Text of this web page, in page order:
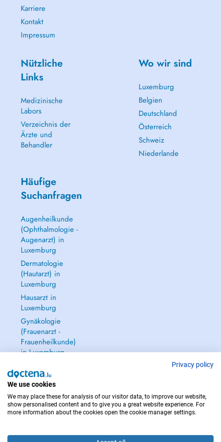
Karriere
Kontakt
Impressum
Nützliche
Links
Medizinische
Labors
Verzeichnis der
Ärzte und
Behandler
Wo wir sind
Luxemburg
Belgien
Deutschland
Österreich
Schweiz
Niederlande
Häufige
Suchanfragen
Augenheilkunde
(Ophthalmologie -
Augenarzt) in
Luxemburg
Dermatologie
(Hautarzt) in
Luxemburg
Hausarzt in
Luxemburg
Gynäkologie
(Frauenarzt -
Frauenheilkunde)
in Luxemburg
IM NOTFALL WENDEN SIE SICH AN : 112
Privacy policy
We use cookies
We may place these for analysis of our visitor data, to improve our website,
show personalised content and to give you a great website experience. For
more information about the cookies open the cookie manager settings.